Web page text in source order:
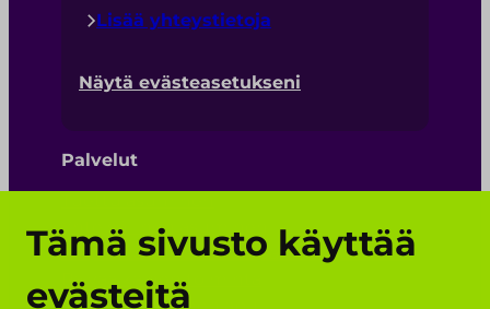
Tämä sivusto käyttää
evästeitä
Lisää yhteystietoja
Näytä evästeasetukseni
Palvelut
Yhteisöllinen asuminen
Ympärivuorokautinen palveluasuminen
Päiväaikainen toiminta